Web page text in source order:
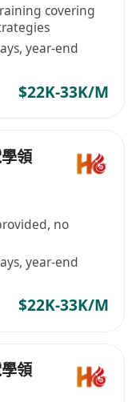
covering
year-end
$22K-33K/M
領
no
year-end
$22K-33K/M
領